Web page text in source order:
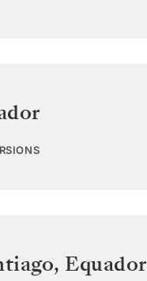
, Equador